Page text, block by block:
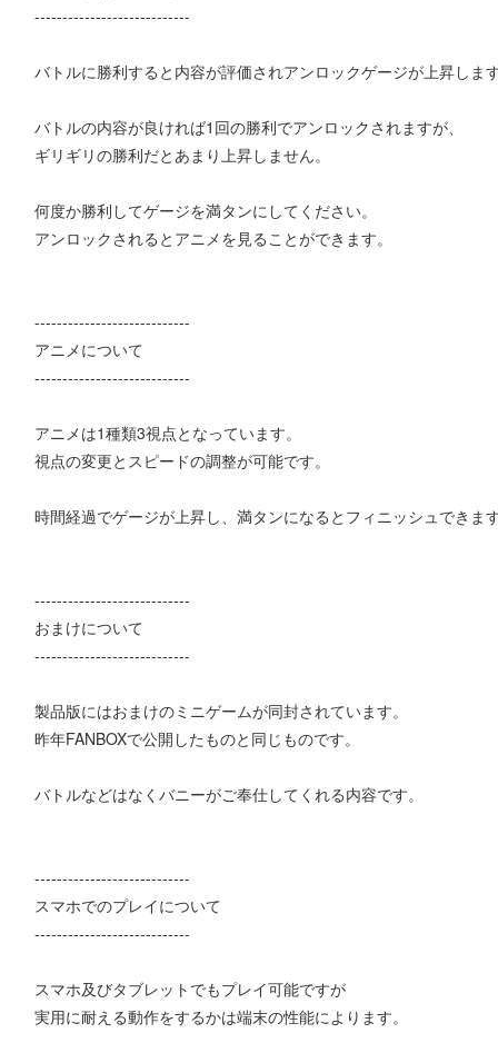
----------------------------
バトルに勝利すると内容が評価されアンロックゲージが上昇しま
バトルの内容が良ければ1回の勝利でアンロックされますが、
ギリギリの勝利だとあまり上昇しません。
何度か勝利してゲージを満タンにしてください。
アンロックされるとアニメを見ることができます。
----------------------------
アニメについて
----------------------------
アニメは1種類3視点となっています。
視点の変更とスピードの調整が可能です。
時間経過でゲージが上昇し、満タンになるとフィニッシュできま
----------------------------
おまけについて
----------------------------
製品版にはおまけのミニゲームが同封されています。
昨年FANBOXで公開したものと同じものです。
バトルなどはなくバニーがご奉仕してくれる内容です。
----------------------------
スマホでのプレイについて
----------------------------
スマホ及びタブレットでもプレイ可能ですが
実用に耐える動作をするかは端末の性能によります。